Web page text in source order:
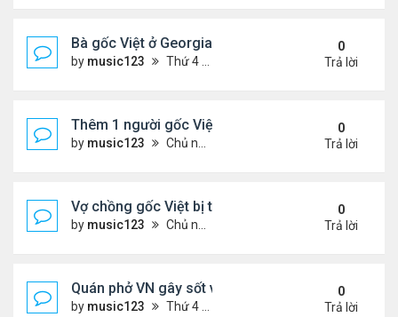
Bà gốc Việt ở Georgia bị bắt vì nhốt trẻ em trong
by music123 Thứ 4 Tháng 12 24, 2025 6:52 pm
0
Trả lời
Thêm 1 người gốc Việt được Đức Giáo Hoàng...
by music123 Chủ nhật Tháng 12 21, 2025 5:03 pm
0
Trả lời
Vợ chồng gốc Việt bị truy tố khai man $127 triệu...
by music123 Chủ nhật Tháng 12 21, 2025 4:55 pm
0
Trả lời
Quán phở VN gây sốt vì chế biến thịt không đảm
by music123 Thứ 4 Tháng 12 17, 2025 6:13 pm
0
Trả lời